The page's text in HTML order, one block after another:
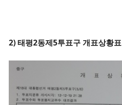
2) 태평2동제5투표구 개표상황표